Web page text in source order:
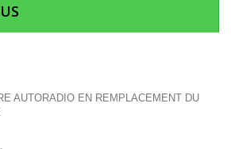
AUTORADIO EN REMPLACEMENT DU